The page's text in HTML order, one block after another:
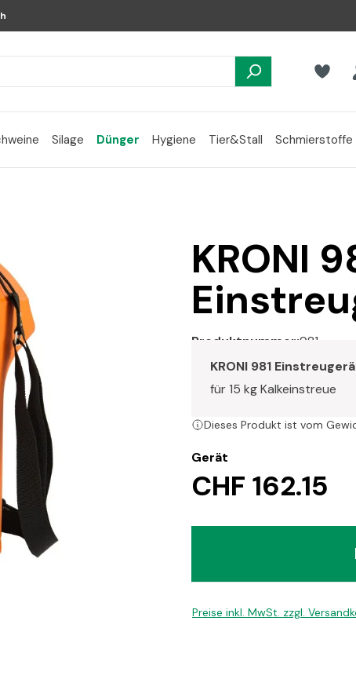
Silage Dünger Hygiene Tier&Stall Schmierstoffe
KRONI
Produktnummer:981
KRONI 981
für 15 kg Kalkeinstreue
Gerät
CHF 162.15
Dieses Produkt ist vom
Preise inkl. MwSt. zzgl.